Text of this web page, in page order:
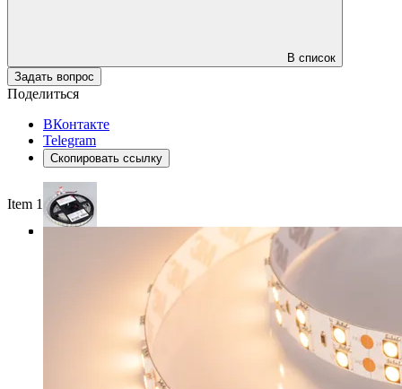
В список
Задать вопрос
Поделиться
ВКонтакте
Telegram
Скопировать ссылку
Item 1 of 3